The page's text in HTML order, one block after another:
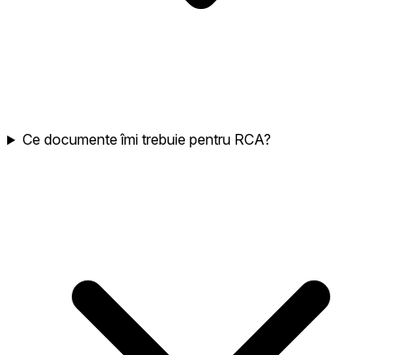
Ce documente îmi trebuie pentru RCA?